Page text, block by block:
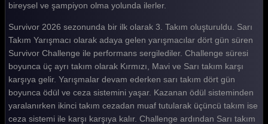
Survivor 2026 122. Bölüm
Survivor 2026 121. Bölüm
Survivor 2026 120. Bölüm
Survivor 2026 119. Bölüm
Survivor 2026 118. Bölüm
Survivor 2026 117. Bölüm
bireysel ve şampiyon olma yolunda ilerler.
Survivor 2026 sezonunda bir ilk olarak 3. Takım oluşturuldu. Sarı
Takım Yarışmacı olarak adaya gelen yarışmacılar dört gün süren
Survivor Challenge ile performans sergilediler. Challenge süresi
boyunca üç ayrı takım olarak Kırmızı, Mavi ve Sarı takım karşı
karşıya gelir. Yarışmalar devam ederken sarı takım dört gün
boyunca ödül ve ceza sistemini yaşar. Kazanan ödül sisteminden
yaralanırken ikinci takım cezadan muaf tutularak üçüncü takım ise
ceza sistemi ile karşı karşıya kalır. Challenge ardından Sarı takım